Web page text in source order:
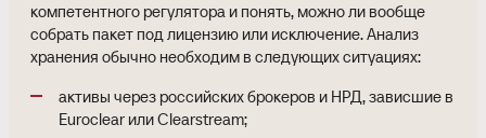
компетентного регулятора и понять, можно ли вообще
собрать пакет под лицензию или исключение. Анализ
хранения обычно необходим в следующих ситуациях:
активы через российских брокеров и НРД, зависшие в
Euroclear или Clearstream;